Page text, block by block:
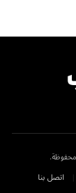
اتصل بنا